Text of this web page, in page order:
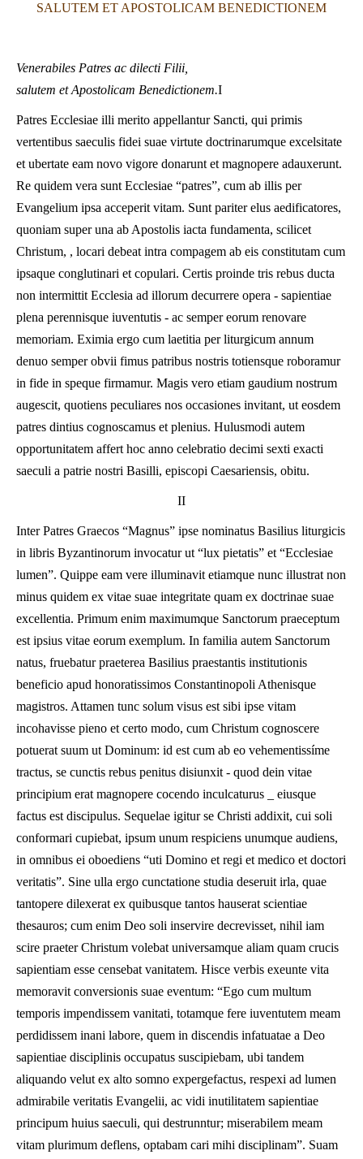
SALUTEM ET APOSTOLICAM BENEDICTIONEM
Venerabiles Patres ac dilecti Filii,
salutem et Apostolicam Benedictionem.I
Patres Ecclesiae illi merito appellantur Sancti, qui primis
vertentibus saeculis fidei suae virtute doctrinarumque excelsitate
et ubertate eam novo vigore donarunt et magnopere adauxerunt.
Re quidem vera sunt Ecclesiae “patres”, cum ab illis per
Evangelium ipsa acceperit vitam. Sunt pariter elus aedificatores,
quoniam super una ab Apostolis iacta fundamenta, scilicet
Christum, , locari debeat intra compagem ab eis constitutam cum
ipsaque conglutinari et copulari. Certis proinde tris rebus ducta
non intermittit Ecclesia ad illorum decurrere opera - sapientiae
plena perennisque iuventutis - ac semper eorum renovare
memoriam. Eximia ergo cum laetitia per liturgicum annum
denuo semper obvii fimus patribus nostris totiensque roboramur
in fide in speque firmamur. Magis vero etiam gaudium nostrum
augescit, quotiens peculiares nos occasiones invitant, ut eosdem
patres dintius cognoscamus et plenius. Hulusmodi autem
opportunitatem affert hoc anno celebratio decimi sexti exacti
saeculi a patrie nostri Basilli, episcopi Caesariensis, obitu.
II
Inter Patres Graecos “Magnus” ipse nominatus Basilius liturgicis
in libris Byzantinorum invocatur ut “lux pietatis” et “Ecclesiae
lumen”. Quippe eam vere illuminavit etiamque nunc illustrat non
minus quidem ex vitae suae integritate quam ex doctrinae suae
excellentia. Primum enim maximumque Sanctorum praeceptum
est ipsius vitae eorum exemplum. In familia autem Sanctorum
natus, fruebatur praeterea Basilius praestantis institutionis
beneficio apud honoratissimos Constantinopoli Athenisque
magistros. Attamen tunc solum visus est sibi ipse vitam
incohavisse pieno et certo modo, cum Christum cognoscere
potuerat suum ut Dominum: id est cum ab eo vehementissíme
tractus, se cunctis rebus penitus disiunxit - quod dein vitae
principium erat magnopere cocendo inculcaturus _ eiusque
factus est discipulus. Sequelae igitur se Christi addixit, cui soli
conformari cupiebat, ipsum unum respiciens unumque audiens,
in omnibus ei oboediens “uti Domino et regi et medico et doctori
veritatis”. Sine ulla ergo cunctatione studia deseruit irla, quae
tantopere dilexerat ex quibusque tantos hauserat scientiae
thesauros; cum enim Deo soli inservire decrevisset, nihil iam
scire praeter Christum volebat universamque aliam quam crucis
sapientiam esse censebat vanitatem. Hisce verbis exeunte vita
memoravit conversionis suae eventum: “Ego cum multum
temporis impendissem vanitati, totamque fere iuventutem meam
perdidissem inani labore, quem in discendis infatuatae a Deo
sapientiae disciplinis occupatus suscipiebam, ubi tandem
aliquando velut ex alto somno expergefactus, respexi ad lumen
admirabile veritatis Evangelii, ac vidi inutilitatem sapientiae
principum huius saeculi, qui destrunntur; miserabilem meam
vitam plurimum deflens, optabam cari mihi disciplinam”. Suam